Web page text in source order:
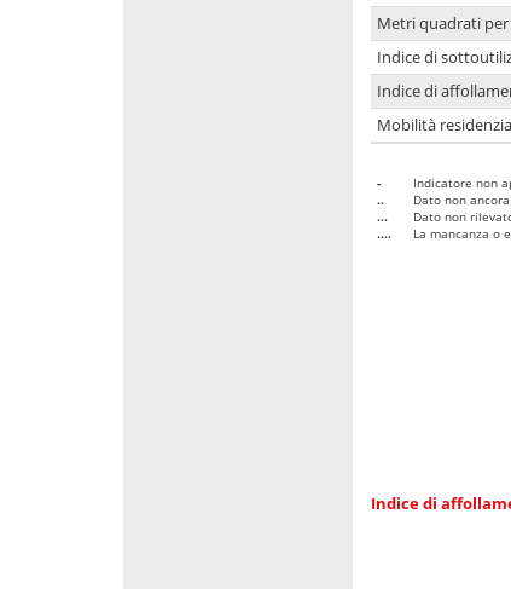
Metri quadrati
Indice di
Indice di
Mobilità
-
Indicatore non
..
Dato non
...
Dato non
....
La mancanza o
Indice di